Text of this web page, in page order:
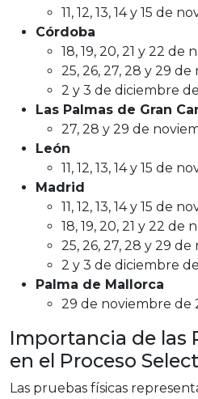
11, 12, 13, 14 y 15 de
Córdoba
18, 19, 20, 21 y 22
25, 26, 27, 28 y 29
2 y 3 de diciembre
Las Palmas de Gran
27, 28 y 29 de
León
11, 12, 13, 14 y 15 de
Madrid
11, 12, 13, 14 y 15 de
18, 19, 20, 21 y 22
25, 26, 27, 28 y 29
2 y 3 de diciembre
Palma de Mallorca
29 de noviembre de
Importancia de las
en el Proceso
Las pruebas físicas